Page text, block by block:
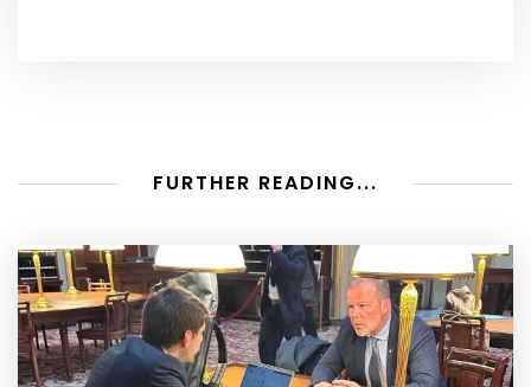
FURTHER READING...